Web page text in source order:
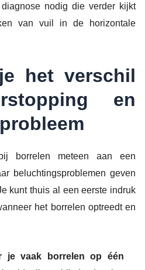
nodig die verder kijkt
van vuil in de horizontale
het verschil
en
borrelen meteen aan een
beluchtingsproblemen geven
kunt thuis al een eerste indruk
het borrelen optreedt en
je vaak borrelen op één